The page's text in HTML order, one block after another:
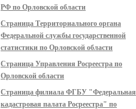
РФ по Орловской области
Страница Территориального органа
Федеральной службы государственной
статистики по Орловской области
Страница Управления Росреестра по
Орловской области
Страница филиала ФГБУ "Федеральная
кадастровая палата Росреестра" по